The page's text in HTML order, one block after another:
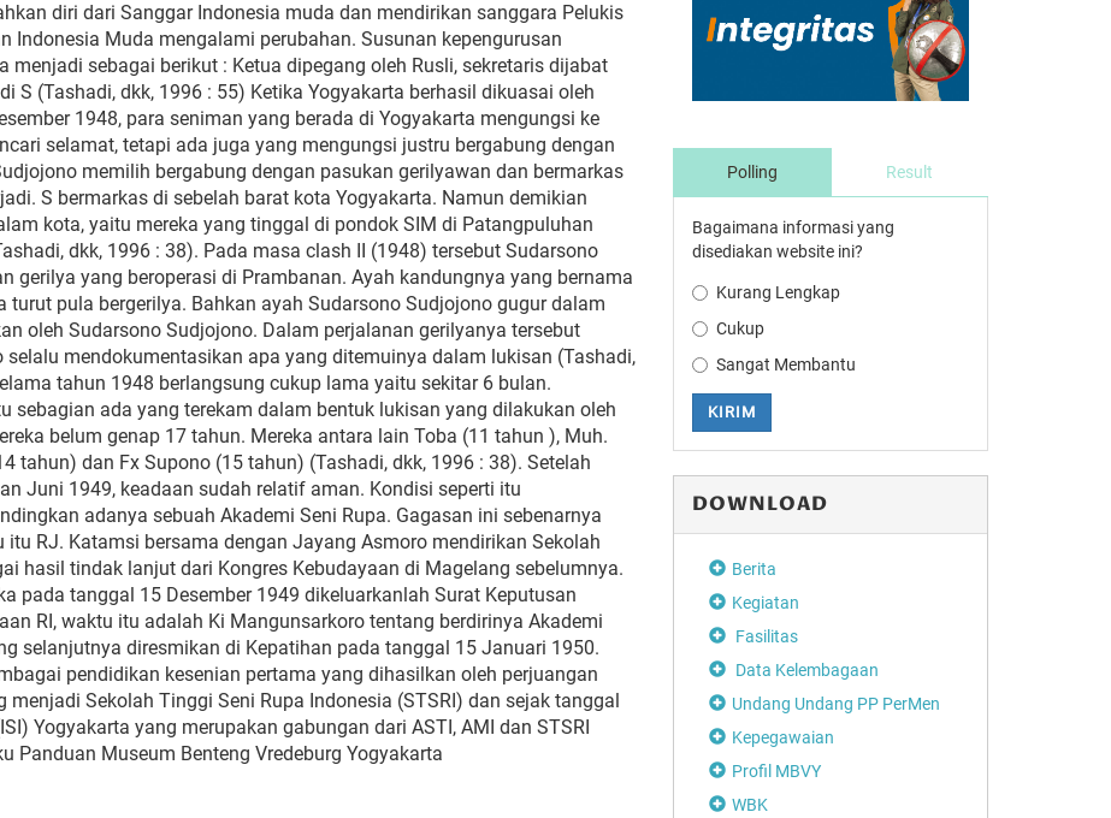
diri dari Sanggar Indonesia muda dan mendirikan sanggara Pelukis
Indonesia Muda mengalami perubahan. Susunan kepengurusan
menjadi sebagai berikut : Ketua dipegang oleh Rusli, sekretaris dijabat
S (Tashadi, dkk, 1996 : 55) Ketika Yogyakarta berhasil dikuasai oleh
1948, para seniman yang berada di Yogyakarta mengungsi ke
selamat, tetapi ada juga yang mengungsi justru bergabung dengan
memilih bergabung dengan pasukan gerilyawan dan bermarkas
S bermarkas di sebelah barat kota Yogyakarta. Namun demikian
kota, yaitu mereka yang tinggal di pondok SIM di Patangpuluhan
dkk, 1996 : 38). Pada masa clash II (1948) tersebut Sudarsono
gerilya yang beroperasi di Prambanan. Ayah kandungnya yang bernama
pula bergerilya. Bahkan ayah Sudarsono Sudjojono gugur dalam
oleh Sudarsono Sudjojono. Dalam perjalanan gerilyanya tersebut
mendokumentasikan apa yang ditemuinya dalam lukisan (Tashadi,
tahun 1948 berlangsung cukup lama yaitu sekitar 6 bulan.
sebagian ada yang terekam dalam bentuk lukisan yang dilakukan oleh
belum genap 17 tahun. Mereka antara lain Toba (11 tahun ), Muh.
tahun) dan Fx Supono (15 tahun) (Tashadi, dkk, 1996 : 38). Setelah
Juni 1949, keadaan sudah relatif aman. Kondisi seperti itu
adanya sebuah Akademi Seni Rupa. Gagasan ini sebenarnya
RJ. Katamsi bersama dengan Jayang Asmoro mendirikan Sekolah
hasil tindak lanjut dari Kongres Kebudayaan di Magelang sebelumnya.
pada tanggal 15 Desember 1949 dikeluarkanlah Surat Keputusan
RI, waktu itu adalah Ki Mangunsarkoro tentang berdirinya Akademi
selanjutnya diresmikan di Kepatihan pada tanggal 15 Januari 1950.
pendidikan kesenian pertama yang dihasilkan oleh perjuangan
menjadi Sekolah Tinggi Seni Rupa Indonesia (STSRI) dan sejak tanggal
Yogyakarta yang merupakan gabungan dari ASTI, AMI dan STSRI
Panduan Museum Benteng Vredeburg Yogyakarta
Polling Result
Bagaimana informasi yang
disediakan website ini?
Kurang Lengkap
Cukup
Sangat Membantu
KIRIM
DOWNLOAD
Berita
Kegiatan
Fasilitas
Data Kelembagaan
Undang Undang PP PerMen
Kepegawaian
Profil MBVY
WBK